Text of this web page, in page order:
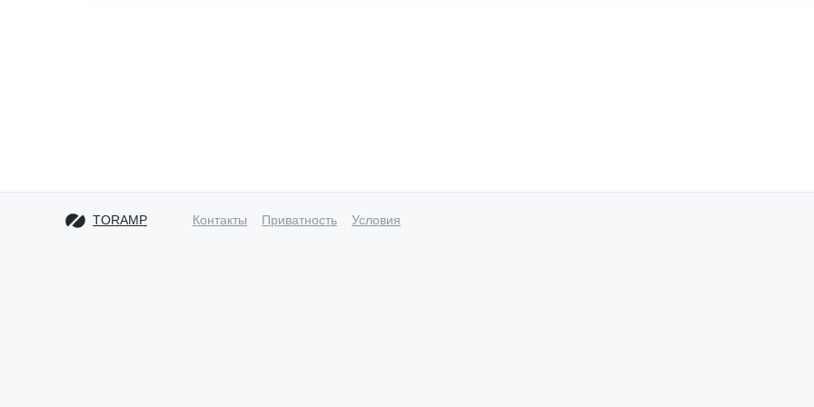
TORAMP Контакты Приватность Условия